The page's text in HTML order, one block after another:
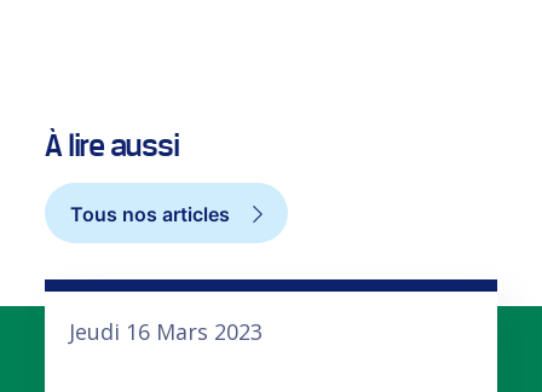
À lire aussi
Tous nos articles
Jeudi 16 Mars 2023